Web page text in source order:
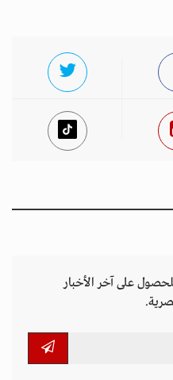
على آخر الأخبار